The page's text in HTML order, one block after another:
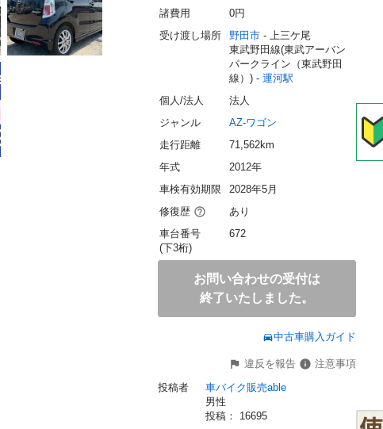
諸費用
0円
受け渡し場所
野田市 - 上三ケ尾
東武野田線(東武アーバン
パークライン（東武野田
線）) - 運河駅
個人/法人
法人
ジャンル
AZ-ワゴン
走行距離
71,562km
年式
2012年
車検有効期限
2028年5月
修復歴
あり
車台番号
(下3桁)
672
お問い合わせの受付は
終了いたしました。
中古車購入ガイド
違反を報告
注意事項
投稿者
車バイク販売able
男性
投稿： 16695